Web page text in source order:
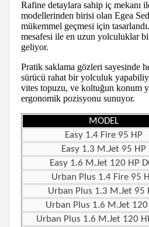
Rafine detaylara sahip iç mekanı
modellerinden birisi olan Egea
mükemmel geçmesi için
mesafesi ile en uzun yolculuklar
geliyor.
Pratik saklama gözleri sayesinde
sürücü rahat bir yolculuk
vites topuzu, ve koltuğun konum
ergonomik pozisyonu sunuyor.
MODEL
Easy 1.4 Fire 95 HP
Easy 1.3 M.Jet 95 HP
Easy 1.6 M.Jet 120 HP
Urban Plus 1.4 Fire 95
Urban Plus 1.3 M.Jet 95
Urban Plus 1.6 M.Jet 120
Urban Plus 1.6 M.Jet 120